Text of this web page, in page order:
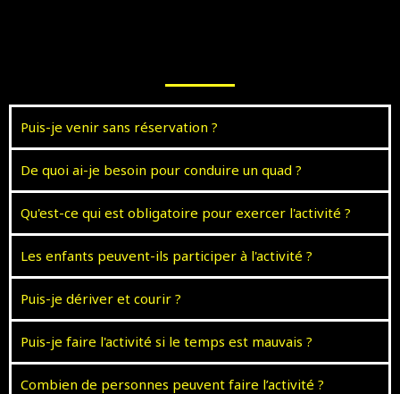
Puis-je venir sans réservation ?
De quoi ai-je besoin pour conduire un quad ?
Qu'est-ce qui est obligatoire pour exercer l'activité ?
Les enfants peuvent-ils participer à l'activité ?
Puis-je dériver et courir ?
Puis-je faire l'activité si le temps est mauvais ?
Combien de personnes peuvent faire l’activité ?